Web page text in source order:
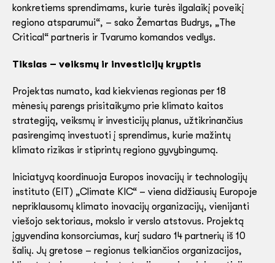
konkretiems sprendimams, kurie turės ilgalaikį poveikį
regiono atsparumui“, – sako Žemartas Budrys, „The
Critical“ partneris ir Tvarumo komandos vedlys.
Tikslas – veiksmų ir investicijų kryptis
Projektas numato, kad kiekvienas regionas per 18
mėnesių parengs prisitaikymo prie klimato kaitos
strategiją, veiksmų ir investicijų planus, užtikrinančius
pasirengimą investuoti į sprendimus, kurie mažintų
klimato rizikas ir stiprintų regiono gyvybingumą.
Iniciatyvą koordinuoja Europos inovacijų ir technologijų
instituto (EIT) „Climate KIC“ – viena didžiausių Europoje
nepriklausomų klimato inovacijų organizacijų, vienijanti
viešojo sektoriaus, mokslo ir verslo atstovus. Projektą
įgyvendina konsorciumas, kurį sudaro 14 partnerių iš 10
šalių. Jų gretose – regionus telkiančios organizacijos,